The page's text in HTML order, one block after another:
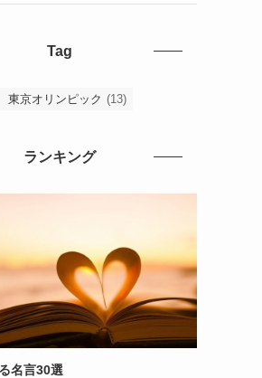
Tag
東京オリンピック (13)
ランキング
名言30選